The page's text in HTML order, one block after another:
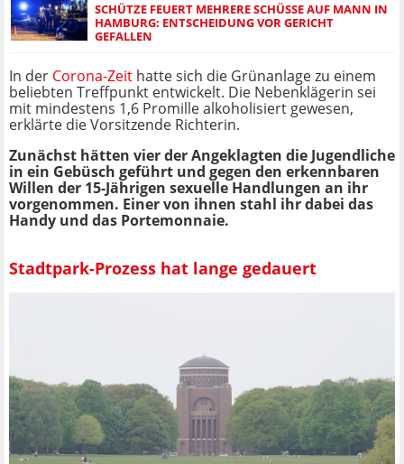
SCHÜTZE FEUERT MEHRERE SCHÜSSE AUF MANN IN
HAMBURG: ENTSCHEIDUNG VOR GERICHT
GEFALLEN
In der Corona-Zeit hatte sich die Grünanlage zu einem
beliebten Treffpunkt entwickelt. Die Nebenklägerin sei
mit mindestens 1,6 Promille alkoholisiert gewesen,
erklärte die Vorsitzende Richterin.
Zunächst hätten vier der Angeklagten die Jugendliche
in ein Gebüsch geführt und gegen den erkennbaren
Willen der 15-Jährigen sexuelle Handlungen an ihr
vorgenommen. Einer von ihnen stahl ihr dabei das
Handy und das Portemonnaie.
Stadtpark-Prozess hat lange gedauert